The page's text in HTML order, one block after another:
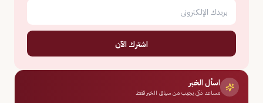
اشترك الآن
اسأل الخبر
مساعد ذكي يجيب من سياق الخبر فقط